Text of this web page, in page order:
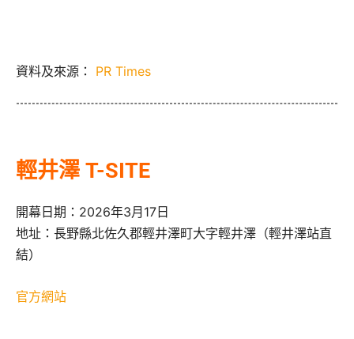
資料及來源： PR Times
輕井澤 T-SITE
開幕日期：2026年3月17日
地址：長野縣北佐久郡輕井澤町大字輕井澤（輕井澤站直
結）
官方網站